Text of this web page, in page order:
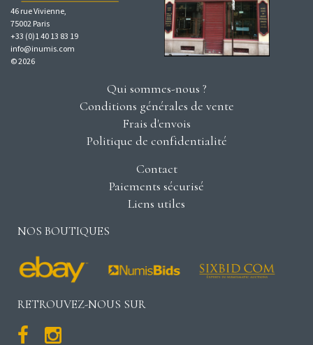
46 rue Vivienne,
75002 Paris
+33 (0)1 40 13 83 19
info@inumis.com
© 2026
Qui sommes-nous ?
Conditions générales de vente
Frais d'envois
Politique de confidentialité
Contact
Paiements sécurisé
Liens utiles
NOS BOUTIQUES
RETROUVEZ-NOUS SUR